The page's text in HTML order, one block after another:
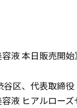
液 本日販売開始
区、代表取締
液 ヒアルロー